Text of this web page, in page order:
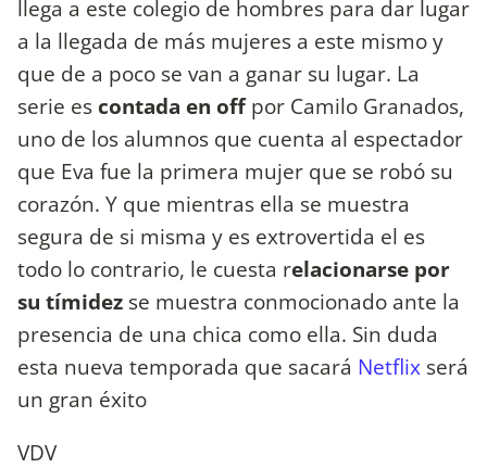
llega a este colegio de hombres para dar lugar
a la llegada de más mujeres a este mismo y
que de a poco se van a ganar su lugar. La
serie es contada en offpor Camilo Granados,
uno de los alumnos que cuenta al espectador
que Eva fue la primera mujer que se robó su
corazón. Y que mientras ella se muestra
segura de si misma y es extrovertida el es
todo lo contrario, le cuesta relacionarse por
su tímidez se muestra conmocionado ante la
presencia de una chica como ella. Sin duda
esta nueva temporada que sacará Netflix será
un gran éxito
VDV